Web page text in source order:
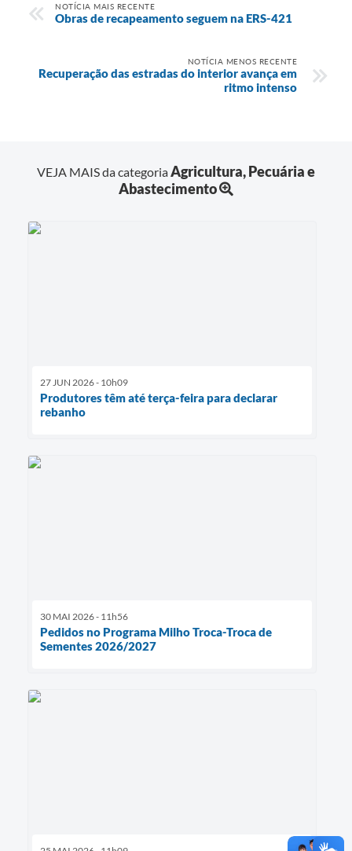
NOTÍCIA MAIS RECENTE
Obras de recapeamento seguem na ERS-421
NOTÍCIA MENOS RECENTE
Recuperação das estradas do interior avança em
ritmo intenso
VEJA MAIS da categoriaAgricultura, Pecuária e
Abastecimento
27 JUN 2026 - 10h09
Produtores têm até terça-feira para declarar
rebanho
30 MAI 2026 - 11h56
Pedidos no Programa Milho Troca-Troca de
Sementes 2026/2027